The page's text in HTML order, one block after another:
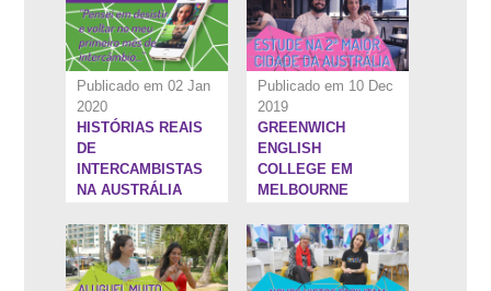
Publicado em 02 Jan
2020
HISTÓRIAS REAIS
DE
INTERCAMBISTAS
NA AUSTRÁLIA
Publicado em 10 Dec
2019
GREENWICH
ENGLISH
COLLEGE EM
MELBOURNE